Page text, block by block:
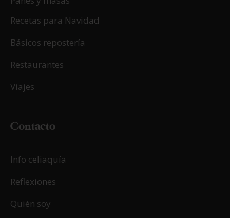
Recetas para Navidad
Básicos repostería
Restaurantes
Viajes
Contacto
Info celiaquía
Reflexiones
Quién soy